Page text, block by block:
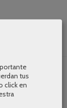
tus
click en